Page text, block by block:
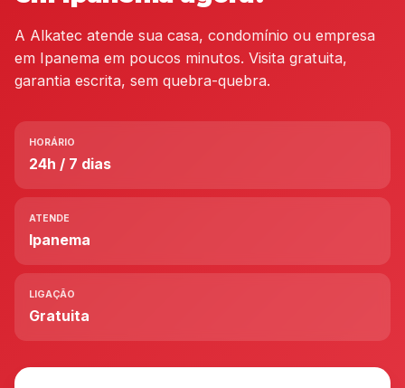
A Alkatec atende sua casa, condomínio ou empresa
em Ipanema em poucos minutos. Visita gratuita,
garantia escrita, sem quebra-quebra.
HORÁRIO
24h / 7 dias
ATENDE
Ipanema
LIGAÇÃO
Gratuita